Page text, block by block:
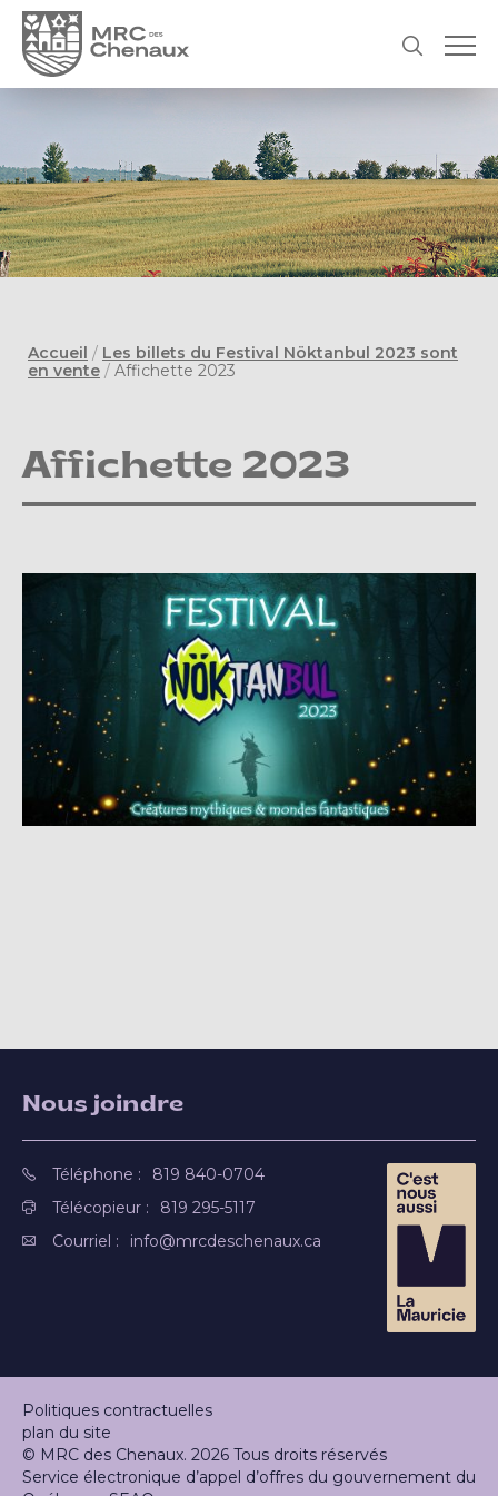
Accueil / Les billets du Festival Nöktanbul 2023 sont
en vente / Affichette 2023
Affichette 2023
Nous joindre
Téléphone :
819 840-0704
Télécopieur :
819 295-5117
Courriel :
info@mrcdeschenaux.ca
Politiques contractuelles
plan du site
© MRC des Chenaux. 2026 Tous droits réservés
Service électronique d’appel d’offres du gouvernement du